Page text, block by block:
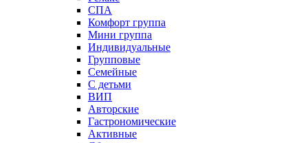
СПА
Комфорт группа
Мини группа
Индивидуальные
Групповые
Семейные
С детьми
ВИП
Авторские
Гастрономические
Активные